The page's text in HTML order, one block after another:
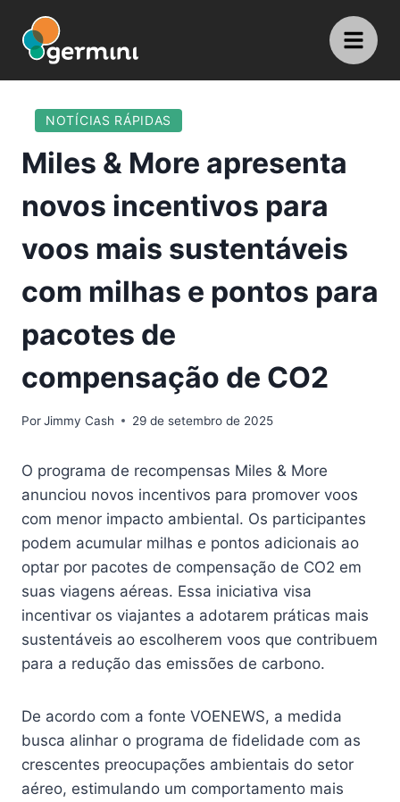
NOTÍCIAS RÁPIDAS
Miles & More apresenta
novos incentivos para
voos mais sustentáveis ​​
com milhas e pontos para
pacotes de
compensação de CO2
PorJimmy Cash 29 de setembro de 2025
O programa de recompensas Miles & More
anunciou novos incentivos para promover voos
com menor impacto ambiental. Os participantes
podem acumular milhas e pontos adicionais ao
optar por pacotes de compensação de CO2 em
suas viagens aéreas. Essa iniciativa visa
incentivar os viajantes a adotarem práticas mais
sustentáveis ao escolherem voos que contribuem
para a redução das emissões de carbono.
De acordo com a fonte VOENEWS, a medida
busca alinhar o programa de fidelidade com as
crescentes preocupações ambientais do setor
aéreo, estimulando um comportamento mais